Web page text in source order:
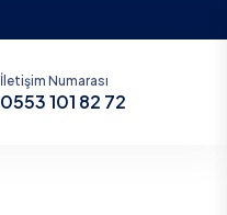
İletişim Numarası
0553 101 82 72